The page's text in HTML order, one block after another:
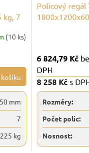
kg, 7
(10 ks)
mm
7
kg
Policový regál
6 824,79 Kč
DPH
8 258 Kč s
Rozměry:
Počet polic:
Nosnost: